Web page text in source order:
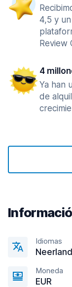
4,5 y
Review
4
Ya han
de
Idiomas
Moneda
EUR